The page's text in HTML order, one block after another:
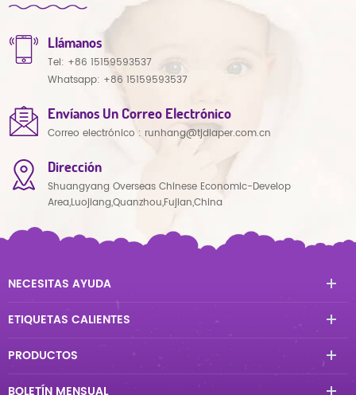
Llámanos
Tel: +86 15159593537
Whatsapp: +86 15159593537
Envíanos Un Correo Electrónico
Correo electrónico : runhang@tjdiaper.com.cn
Dirección
Shuangyang Overseas Chinese Economic-Develop
Area,Luojiang,Quanzhou,Fujian,China
NECESITAS AYUDA
ETIQUETAS CALIENTES
PRODUCTOS